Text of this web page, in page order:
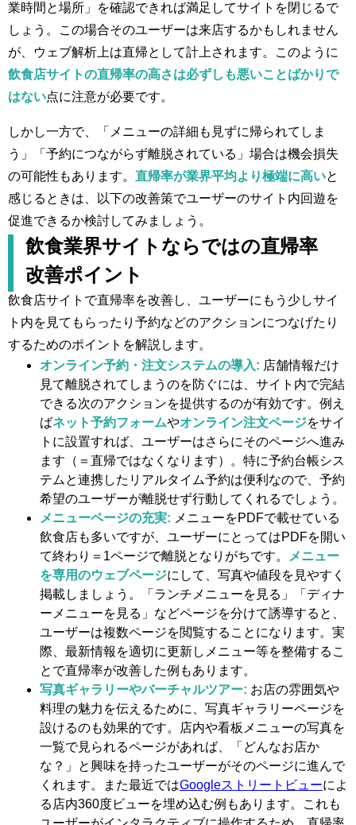
業時間と場所」を確認できれば満足してサイトを閉じるで
しょう。この場合そのユーザーは来店するかもしれません
が、ウェブ解析上は直帰として計上されます。このように
飲食店サイトの直帰率の高さは必ずしも悪いことばかりで
はない点に注意が必要です。
しかし一方で、「メニューの詳細も見ずに帰られてしま
う」「予約につながらず離脱されている」場合は機会損失
の可能性もあります。 直帰率が業界平均より極端に高いと
感じるときは、以下の改善策でユーザーのサイト内回遊を
促進できるか検討してみましょう。
飲食業界サイトならではの直帰率
改善ポイント
飲食店サイトで直帰率を改善し、ユーザーにもう少しサイ
ト内を見てもらったり予約などのアクションにつなげたり
するためのポイントを解説します。
オンライン予約・注文システムの導入: 店舗情報だけ
見て離脱されてしまうのを防ぐには、サイト内で完結
できる次のアクションを提供するのが有効です。例え
ばネット予約フォームやオンライン注文ページをサイ
トに設置すれば、ユーザーはさらにそのページへ進み
ます（＝直帰ではなくなります）。特に予約台帳シス
テムと連携したリアルタイム予約は便利なので、予約
希望のユーザーが離脱せず行動してくれるでしょう。
メニューページの充実: メニューをPDFで載せている
飲食店も多いですが、ユーザーにとってはPDFを開い
て終わり＝1ページで離脱となりがちです。
メニュー
を専用のウェブページにして、写真や値段を見やすく
掲載しましょう。「ランチメニューを見る」「ディナ
ーメニューを見る」などページを分けて誘導すると、
ユーザーは複数ページを閲覧することになります。実
際、最新情報を適切に更新しメニュー等を整備するこ
とで直帰率が改善した例もあります。
写真ギャラリーやバーチャルツアー: お店の雰囲気や
料理の魅力を伝えるために、写真ギャラリーページを
設けるのも効果的です。店内や看板メニューの写真を
一覧で見られるページがあれば、「どんなお店か
な？」と興味を持ったユーザーがそのページに進んで
くれます。また最近ではGoogleストリートビューによ
る店内360度ビューを埋め込む例もあります。これも